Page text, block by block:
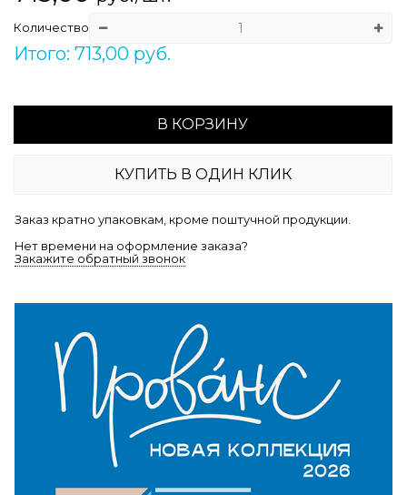
Количество
Итого: 713,00 руб.
В КОРЗИНУ
КУПИТЬ В ОДИН КЛИК
Заказ кратно упаковкам, кроме поштучной продукции.
Нет времени на оформление заказа?
Закажите обратный звонок